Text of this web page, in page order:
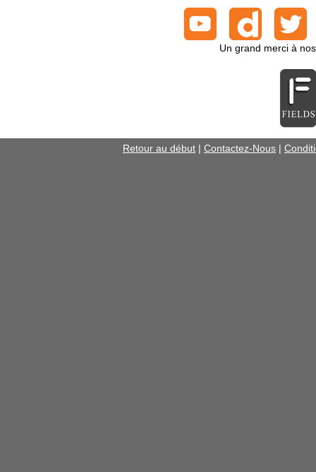
Un grand merci à
Retour au début | Contactez-Nous |